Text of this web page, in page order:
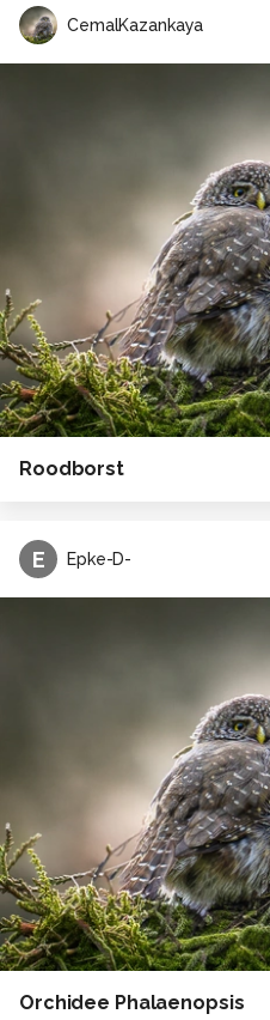
CemalKazankaya
Roodborst
E Epke-D-
Orchidee Phalaenopsis